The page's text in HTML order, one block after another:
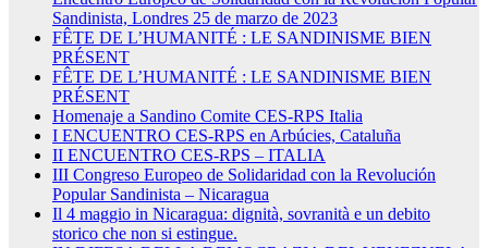
Sandinista, Londres 25 de marzo de 2023
FÊTE DE L’HUMANITÉ : LE SANDINISME BIEN
PRÉSENT
FÊTE DE L’HUMANITÉ : LE SANDINISME BIEN
PRÉSENT
Homenaje a Sandino Comite CES-RPS Italia
I ENCUENTRO CES-RPS en Arbúcies, Cataluña
II ENCUENTRO CES-RPS – ITALIA
III Congreso Europeo de Solidaridad con la Revolución
Popular Sandinista – Nicaragua
Il 4 maggio in Nicaragua: dignità, sovranità e un debito
storico che non si estingue.